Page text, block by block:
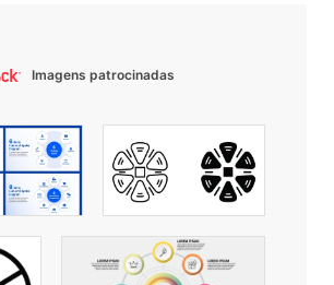
Imagens patrocinadas